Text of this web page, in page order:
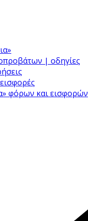
| οδηγίες
φόρων και εισφορών